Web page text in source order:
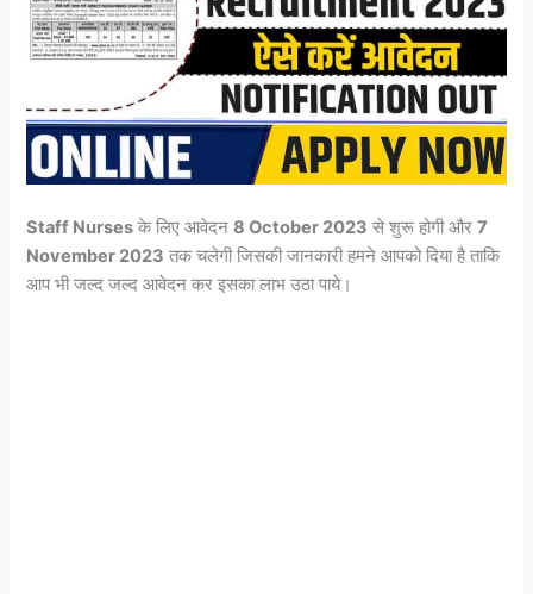
Staff Nurses के लिए आवेदन8 October 2023 से शुरू होगी और7
November 2023 तक चलेगी जिसकी जानकारी हमने आपको दिया है ताकि
आप भी जल्द जल्द आवेदन कर इसका लाभ उठा पाये।